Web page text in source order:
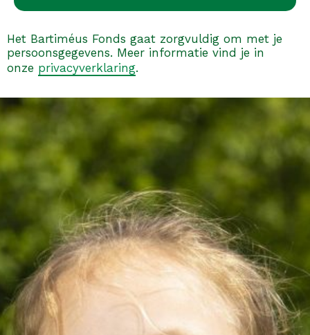
Het Bartiméus Fonds gaat zorgvuldig om met je
persoonsgegevens. Meer informatie vind je in
onze privacyverklaring.